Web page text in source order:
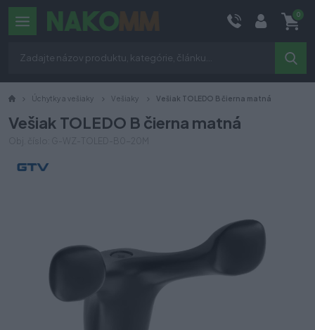
0
Úchytky a vešiaky Vešiaky Vešiak TOLEDO B čierna matná
Vešiak TOLEDO B čierna matná